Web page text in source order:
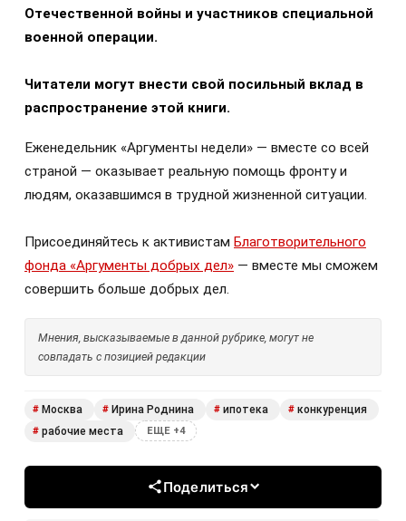
Отечественной войны и участников специальной
военной операции.
Читатели могут внести свой посильный вклад в
распространение этой книги.
Еженедельник «Аргументы недели» — вместе со всей
страной — оказывает реальную помощь фронту и
людям, оказавшимся в трудной жизненной ситуации.
Присоединяйтесь к активистам Благотворительного
фонда «Аргументы добрых дел» — вместе мы сможем
совершить больше добрых дел.
Мнения, высказываемые в данной рубрике, могут не
совпадать с позицией редакции
# Москва # Ирина Роднина # ипотека # конкуренция
# рабочие места ЕЩЕ +4
Поделиться